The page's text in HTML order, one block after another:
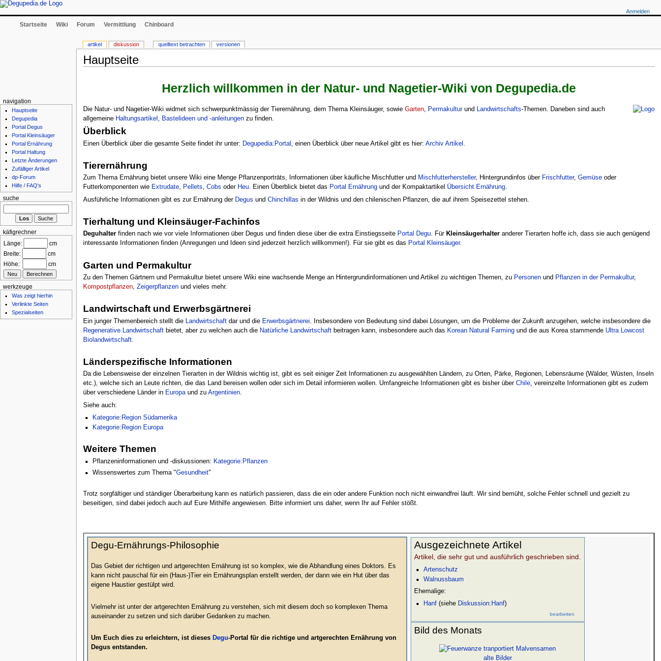
Hauptseite
Herzlich willkommen in der Natur- und Nagetier-Wiki von Degupedia.de
Die Natur- und Nagetier-Wiki widmet sich schwerpunktmässig der Tierernährung, dem Thema Kleinsäuger, sowie Garten, Permakulturund Landwirtschafts-Themen. Daneben sind auch
allgemeine Haltungsartikel , Bastelideen und -anleitungenzu finden.
Überblick
Einen Überblick über die gesamte Seite findet ihr unter: Degupedia:Portal , einen Überblick über neue Artikel gibt es hier: Archiv Artikel
Tierernährung
Zum Thema Ernährung bietet unsere Wiki eine Menge Pflanzenporträts, Informationen über käufliche Mischfutter und Mischfutterhersteller, Hintergrundinfos über Frischfutter, Gemüseoder
Futterkomponenten wie Extrudate, Pellets, Cobs oder Heu. Einen Überblick bietet das Portal Ernährungund der Kompaktartikel Übersicht Ernährung.
Ausführliche Informationen gibt es zur Ernährung der Degus und Chinchillas in der Wildnis und den chilenischen Pflanzen, die auf ihrem Speisezettel stehen.
Tierhaltung und Kleinsäuger-Fachinfos
Deguhalterfinden nach wie vor viele Informationen über Degus und finden diese über die extra Einstiegsseite Portal Degu. Für Kleinsäugerhalteranderer Tierarten hoffe ich, dass sie auch genügend
interessante Informationen finden (Anregungen und Ideen sind jederzeit herzlich willkommen!). Für sie gibt es das Portal Kleinsäuger.
Garten und Permakultur
Zu den Themen Gärtnern und Permakultur bietet unsere Wiki eine wachsende Menge an Hintergrundinformationen und Artikel zu wichtigen Themen, zu Personenund Pflanzen in der Permakultur,
Kompostpflanzen, Zeigerpflanzenund vieles mehr.
Landwirtschaft und Erwerbsgärtnerei
Ein junger Themenbereich stellt die Landwirtschaftdar und die Erwerbsgärtnerei . Insbesondere von Bedeutung sind dabei Lösungen, um die Probleme der Zukunft anzugehen, welche insbesondere die
Regenerative Landwirtschaftbietet, aber zu welchen auch die Natürliche Landwirtschaftbeitragen kann, insbesondere auch das Korean Natural Farmingund die aus Korea stammende Ultra Lowcost
Biolandwirtschaft.
Länderspezifische Informationen
Da die Lebensweise der einzelnen Tierarten in der Wildnis wichtig ist, gibt es seit einiger Zeit Informationen zu ausgewählten Ländern, zu Orten, Pärke, Regionen, Lebensräume (Wälder, Wüsten, Inseln
etc.), welche sich an Leute richten, die das Land bereisen wollen oder sich im Detail informieren wollen. Umfangreiche Informationen gibt es bisher über Chile, vereinzelte Informationen gibt es zudem
über verschiedene Länder in Europaund zu Argentinien.
Siehe auch:
Kategorie:Region Südamerika
Kategorie:Region Europa
Weitere Themen
Pflanzeninformationen und -diskussionen: Kategorie:Pflanzen
Wissenswertes zum Thema "Gesundheit"
Trotz sorgfältiger und ständiger Überarbeitung kann es natürlich passieren, dass die ein oder andere Funktion noch nicht einwandfrei läuft. Wir sind bemüht, solche Fehler schnell und gezielt zu
beseitigen, sind dabei jedoch auch auf Eure Mithilfe angewiesen. Bitte informiert uns daher, wenn Ihr auf Fehler stößt.
Degu-Ernährungs-Philosophie
Das Gebiet der richtigen und artgerechten Ernährung ist so komplex, wie die Abhandlung eines Doktors. Es
kann nicht pauschal für ein (Haus-)Tier ein Ernährungsplan erstellt werden, der dann wie ein Hut über das
eigene Haustier gestülpt wird.
Vielmehr ist unter der artgerechten Ernährung zu verstehen, sich mit diesem doch so komplexen Thema
auseinander zu setzen und sich darüber Gedanken zu machen.
Um Euch dies zu erleichtern, ist dieses Degu-Portal für die richtige und artgerechten Ernährung von
Degus entstanden.
Ausgezeichnete Artikel
Artikel, die sehr gut und ausführlich geschrieben sind.
Artenschutz
Walnussbaum
Ehemalige:
Hanf (siehe Diskussion:Hanf)
bearbeiten
Bild des Monats
alte Bilder
Startseite Wiki Forum Vermittlung Chinboard
artikel diskussion quelltext betrachten versionen
Anmelden
navigation
Hauptseite
Degupedia
Portal Degus
Portal Kleinsäuger
Portal Ernährung
Portal Haltung
Letzte Änderungen
Zufälliger Artikel
dp-Forum
Hilfe / FAQ's
suche
käfigrechner
Länge:
cm
Breite:
cm
Höhe:
cm
werkzeuge
Was zeigt hierhin
Verlinkte Seiten
Spezialseiten